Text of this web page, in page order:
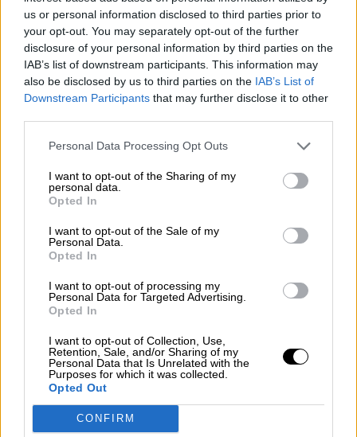
us or personal information disclosed to third parties prior to
your opt-out. You may separately opt-out of the further
disclosure of your personal information by third parties on the
IAB’s list of downstream participants. This information may
also be disclosed by us to third parties on the IAB’s List of
Downstream Participants that may further disclose it to other
Personal Data Processing Opt Outs
I want to opt-out of the Sharing of my
personal data.
Opted In
I want to opt-out of the Sale of my
Personal Data.
Opted In
I want to opt-out of processing my
Personal Data for Targeted Advertising.
Opted In
I want to opt-out of Collection, Use,
Retention, Sale, and/or Sharing of my
Personal Data that Is Unrelated with the
Purposes for which it was collected.
Opted Out
CONFIRM
Álvaro Frutos Rosado y Gabinete
Geopolítica de Crisis
Suelta y confía
Por María Comesaña
Por Juan Manuel Beltrán
El Conflicto de Oriente Medio:
en Construcción
Por Álvaro Frutos Rosado y Gabinete
Geopolítica de Crisis
Clara Campoamor: Mi sueño,
mi pesadilla